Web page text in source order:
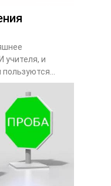
учителя, и